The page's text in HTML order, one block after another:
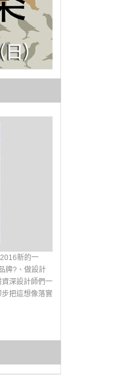
新的一
牌?、做設計
深設計師們一
把這想像落實